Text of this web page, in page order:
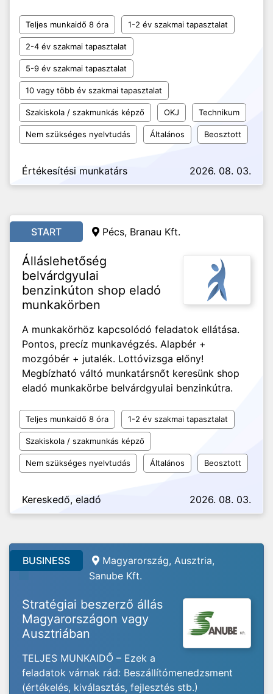
Teljes munkaidő 8 óra 1-2 év szakmai tapasztalat
2-4 év szakmai tapasztalat
5-9 év szakmai tapasztalat
10 vagy több év szakmai tapasztalat
Szakiskola / szakmunkás képző OKJ Technikum
Nem szükséges nyelvtudás Általános Beosztott
Értékesítési munkatárs 2026. 08. 03.
START Pécs, Branau Kft.
Álláslehetőség
belvárdgyulai
benzinkúton shop eladó
munkakörben
A munkakörhöz kapcsolódó feladatok ellátása.
Pontos, precíz munkavégzés. Alapbér +
mozgóbér + jutalék. Lottóvizsga előny!
Megbízható váltó munkatársnőt keresünk shop
eladó munkakörbe belvárdgyulai benzinkútra.
Teljes munkaidő 8 óra 1-2 év szakmai tapasztalat
Szakiskola / szakmunkás képző
Nem szükséges nyelvtudás Általános Beosztott
Kereskedő, eladó 2026. 08. 03.
BUSINESS
Magyarország, Ausztria,
Sanube Kft.
Stratégiai beszerző állás
Magyarországon vagy
Ausztriában
TELJES MUNKAIDŐ – Ezek a
feladatok várnak rád: Beszállítómenedzsment
(értékelés, kiválasztás, fejlesztés stb.)